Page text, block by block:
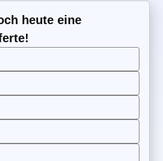
heute eine